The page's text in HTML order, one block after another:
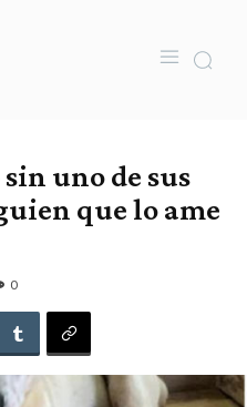
uno de sus
que lo ame
0